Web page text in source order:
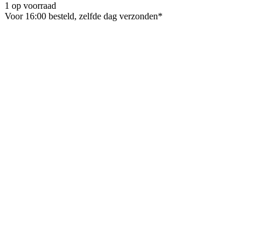
1 op voorraad
Voor 16:00 besteld, zelfde dag verzonden*